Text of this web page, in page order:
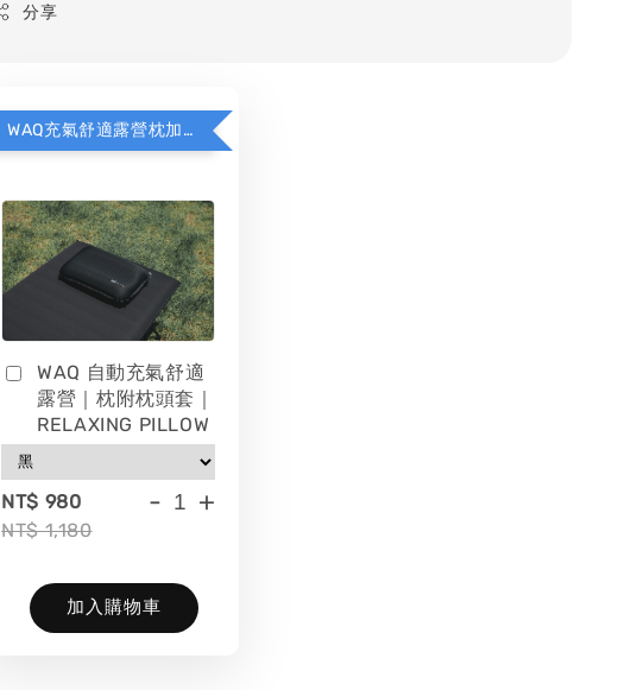
分享
WAQ充氣舒適露營枕加價購
WAQ 自動充氣舒適
露營｜枕附枕頭套｜
RELAXING PILLOW
NT$ 980
NT$ 1,180
- +
加入購物車